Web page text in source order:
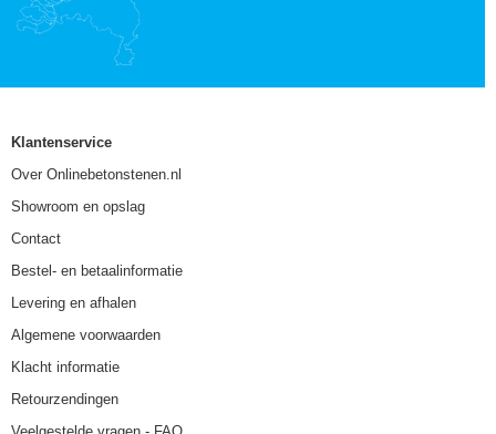
Klantenservice
Over Onlinebetonstenen.nl
Showroom en opslag
Contact
Bestel- en betaalinformatie
Levering en afhalen
Algemene voorwaarden
Klacht informatie
Retourzendingen